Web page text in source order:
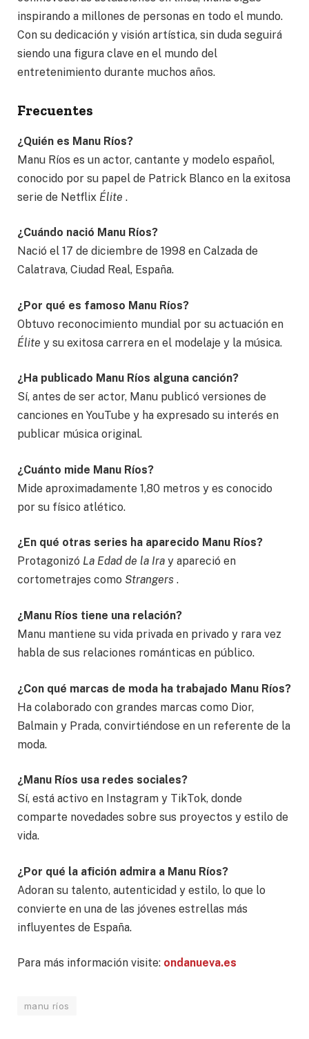
inspirando a millones de personas en todo el mundo.
Con su dedicación y visión artística, sin duda seguirá
siendo una figura clave en el mundo del
entretenimiento durante muchos años.
Frecuentes
¿Quién es Manu Ríos?
Manu Ríos es un actor, cantante y modelo español,
conocido por su papel de Patrick Blanco en la exitosa
serie de Netflix Élite .
¿Cuándo nació Manu Ríos?
Nació el 17 de diciembre de 1998 en Calzada de
Calatrava, Ciudad Real, España.
¿Por qué es famoso Manu Ríos?
Obtuvo reconocimiento mundial por su actuación en
Élite y su exitosa carrera en el modelaje y la música.
¿Ha publicado Manu Ríos alguna canción?
Sí, antes de ser actor, Manu publicó versiones de
canciones en YouTube y ha expresado su interés en
publicar música original.
¿Cuánto mide Manu Ríos?
Mide aproximadamente 1,80 metros y es conocido
por su físico atlético.
¿En qué otras series ha aparecido Manu Ríos?
Protagonizó La Edad de la Ira y apareció en
cortometrajes como Strangers .
¿Manu Ríos tiene una relación?
Manu mantiene su vida privada en privado y rara vez
habla de sus relaciones románticas en público.
¿Con qué marcas de moda ha trabajado Manu Ríos?
Ha colaborado con grandes marcas como Dior,
Balmain y Prada, convirtiéndose en un referente de la
moda.
¿Manu Ríos usa redes sociales?
Sí, está activo en Instagram y TikTok, donde
comparte novedades sobre sus proyectos y estilo de
vida.
¿Por qué la afición admira a Manu Ríos?
Adoran su talento, autenticidad y estilo, lo que lo
convierte en una de las jóvenes estrellas más
influyentes de España.
Para más información visite: ondanueva.es
manu ríos